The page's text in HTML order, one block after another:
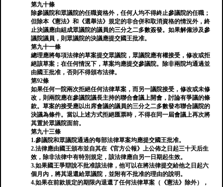
第九十條
除參議院和眾議院的任職資格外，任何人均不得終止參議院的任職；
但除本《憲法》和《選舉法》規定的非合併和取消資格的情況外，終
止決議應由組成眾議院的議員的三分之二多數簽發。如果解僱涉及參
議院議員，則眾議院的決議應提交國王批准。
第九十一條
總理應將每項法律的草案提交眾議院，眾議院應有權接受，修改或拒
絕該草案；在任何情況下，草案均應提交參議院。除非兩院均通過並
由國王批准，否則不得頒布法律。
第92條
如果任何一院兩次拒絕任何法律草案，而另一議院接受，修改或未修
改，則兩院應在參議院議長主持的聯合會議上開會，討論有爭議的條
款。草案的接受應以出席會議的議員的三分之二多數發布聯合議院的
決議為條件。當以上述方式拒絕匯票時，不得在同一屆會議上再次將
其置於眾議院面前。
第九十三條
1.參議院和眾議院通過的每部法律草案均應提交國王批准。
2.法律應由國王頒布並自其在《官方公報》上公佈之日起三十天后生
效，除非法律中有特別規定，該法律應自另一日期起生效。
3.如果國王爭辯說不批准該法律，他可以在將法律提交給他之日起六
個月內，將其退還給眾議院，並附有不批准的理由的說明。
4.如果在前款規定的期限內退還了任何法律草案（《憲法》除外），